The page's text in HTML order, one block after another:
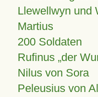
Llewellwyn und
Martius
200 Soldaten
Rufinus „der
Nilus von Sora
Peleusius von